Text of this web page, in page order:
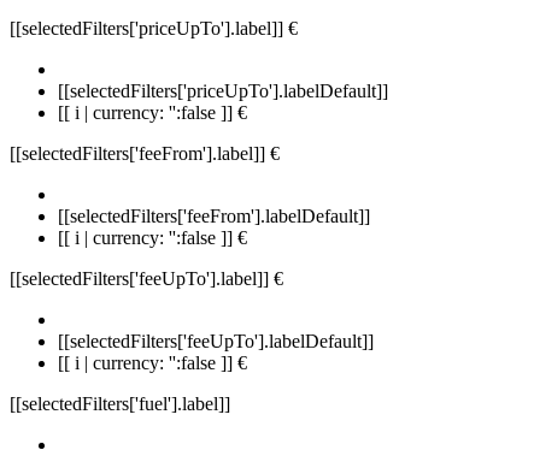
[[selectedFilters['priceUpTo'].label]] €
[[selectedFilters['priceUpTo'].labelDefault]]
[[ i | currency: '':false ]] €
[[selectedFilters['feeFrom'].label]] €
[[selectedFilters['feeFrom'].labelDefault]]
[[ i | currency: '':false ]] €
[[selectedFilters['feeUpTo'].label]] €
[[selectedFilters['feeUpTo'].labelDefault]]
[[ i | currency: '':false ]] €
[[selectedFilters['fuel'].label]]